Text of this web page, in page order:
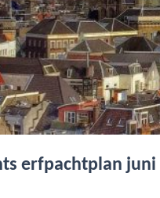
erfpachtplan